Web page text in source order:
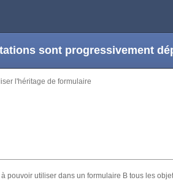
sont progressivement
l'héritage de formulaire
pouvoir utiliser dans un formulaire B tous les